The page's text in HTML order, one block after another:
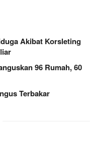
Akibat Korsleting
96 Rumah, 60
Terbakar